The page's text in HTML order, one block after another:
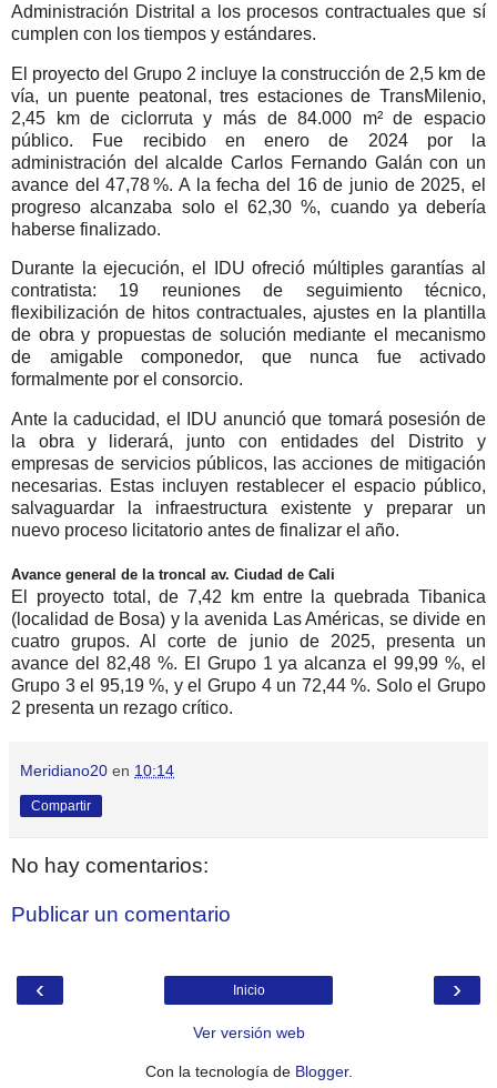
Administración Distrital a los procesos contractuales que sí
cumplen con los tiempos y estándares.
El proyecto del Grupo 2 incluye la construcción de 2,5 km de
vía, un puente peatonal, tres estaciones de TransMilenio,
2,45 km de ciclorruta y más de 84.000 m² de espacio
público. Fue recibido en enero de 2024 por la
administración del alcalde Carlos Fernando Galán con un
avance del 47,78 %. A la fecha del 16 de junio de 2025, el
progreso alcanzaba solo el 62,30 %, cuando ya debería
haberse finalizado.
Durante la ejecución, el IDU ofreció múltiples garantías al
contratista: 19 reuniones de seguimiento técnico,
flexibilización de hitos contractuales, ajustes en la plantilla
de obra y propuestas de solución mediante el mecanismo
de amigable componedor, que nunca fue activado
formalmente por el consorcio.
Ante la caducidad, el IDU anunció que tomará posesión de
la obra y liderará, junto con entidades del Distrito y
empresas de servicios públicos, las acciones de mitigación
necesarias. Estas incluyen restablecer el espacio público,
salvaguardar la infraestructura existente y preparar un
nuevo proceso licitatorio antes de finalizar el año.
Avance general de la troncal av. Ciudad de Cali
El proyecto total, de 7,42 km entre la quebrada Tibanica
(localidad de Bosa) y la avenida Las Américas, se divide en
cuatro grupos. Al corte de junio de 2025, presenta un
avance del 82,48 %. El Grupo 1 ya alcanza el 99,99 %, el
Grupo 3 el 95,19 %, y el Grupo 4 un 72,44 %. Solo el Grupo
2 presenta un rezago crítico.
Meridiano20 en 10:14
Compartir
No hay comentarios:
Publicar un comentario
‹ ›
Inicio
Ver versión web
Con la tecnología de Blogger.